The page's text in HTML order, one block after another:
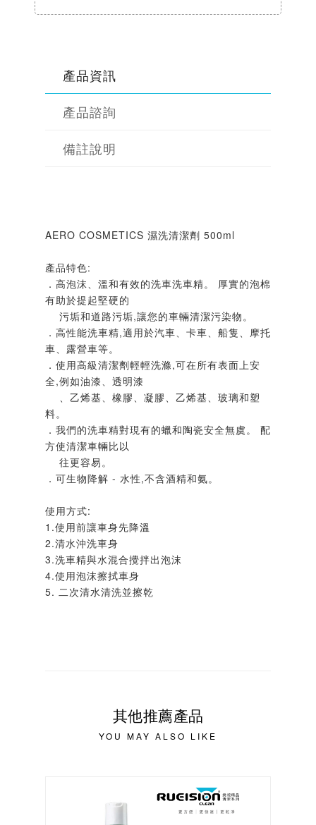
產品資訊
產品諮詢
備註說明
AERO COSMETICS 濕洗清潔劑 500ml
產品特色:
．高泡沫、溫和有效的洗車洗車精。 厚實的泡棉
有助於提起堅硬的
污垢和道路污垢,讓您的車輛清潔污染物。
．高性能洗車精,適用於汽車、卡車、船隻、摩托
車、露營車等。
．使用高級清潔劑輕輕洗滌,可在所有表面上安
全,例如油漆、透明漆
、乙烯基、橡膠、凝膠、乙烯基、玻璃和塑
料。
．我們的洗車精對現有的蠟和陶瓷安全無虞。 配
方使清潔車輛比以
往更容易。
．可生物降解 - 水性,不含酒精和氨。
使用方式:
1.使用前讓車身先降溫
2.清水沖洗車身
3.洗車精與水混合攪拌出泡沫
4.使用泡沫擦拭車身
5. 二次清水清洗並擦乾
其他推薦產品
YOU MAY ALSO LIKE